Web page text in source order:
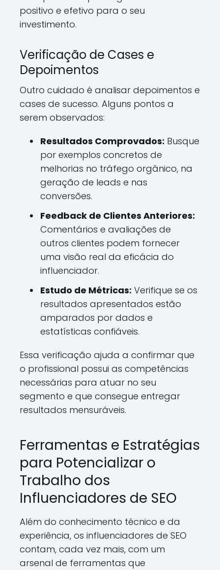
positivo e efetivo para o seu
investimento.
Verificação de Cases e
Depoimentos
Outro cuidado é analisar depoimentos e
cases de sucesso. Alguns pontos a
serem observados:
Resultados Comprovados: Busque
por exemplos concretos de
melhorias no tráfego orgânico, na
geração de leads e nas
conversões.
Feedback de Clientes Anteriores:
Comentários e avaliações de
outros clientes podem fornecer
uma visão real da eficácia do
influenciador.
Estudo de Métricas: Verifique se os
resultados apresentados estão
amparados por dados e
estatísticas confiáveis.
Essa verificação ajuda a confirmar que
o profissional possui as competências
necessárias para atuar no seu
segmento e que consegue entregar
resultados mensuráveis.
Ferramentas e Estratégias
para Potencializar o
Trabalho dos
Influenciadores de SEO
Além do conhecimento técnico e da
experiência, os influenciadores de SEO
contam, cada vez mais, com um
arsenal de ferramentas que